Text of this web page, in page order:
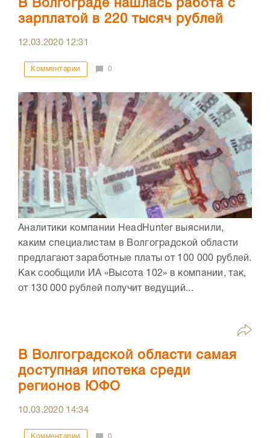
В Волгограде нашлась работа с
зарплатой в 220 тысяч рублей
12.03.2020 12:31
Комментарии 0
Аналитики компании HeadHunter выяснили,
каким специалистам в Волгоградской области
предлагают заработные платы от 100 000 рублей.
Как сообщили ИА «Высота 102» в компании, так,
от 130 000 рублей получит ведущий...
В Волгоградской области самая
доступная ипотека среди
регионов ЮФО
10.03.2020 14:34